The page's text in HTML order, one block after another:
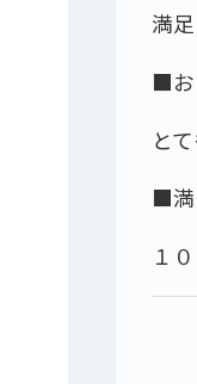
満足
■お
と
■満
１